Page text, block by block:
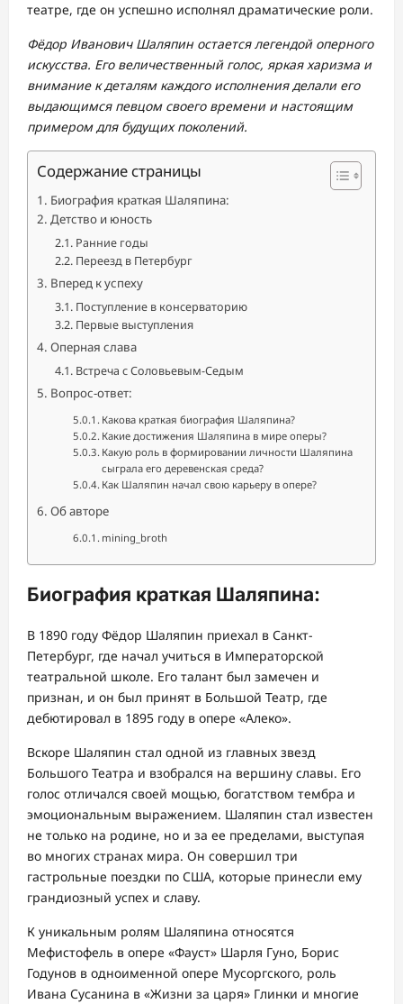
театре, где он успешно исполнял драматические роли.
Фёдор Иванович Шаляпин остается легендой оперного
искусства. Его величественный голос, яркая харизма и
внимание к деталям каждого исполнения делали его
выдающимся певцом своего времени и настоящим
примером для будущих поколений.
Содержание страницы
Биография краткая Шаляпина:
Детство и юность
Ранние годы
Переезд в Петербург
Вперед к успеху
Поступление в консерваторию
Первые выступления
Оперная слава
Встреча с Соловьевым-Седым
Вопрос-ответ:
Какова краткая биография Шаляпина?
Какие достижения Шаляпина в мире оперы?
Какую роль в формировании личности Шаляпина
сыграла его деревенская среда?
Как Шаляпин начал свою карьеру в опере?
Об авторе
mining_broth
Биография краткая Шаляпина:
В 1890 году Фёдор Шаляпин приехал в Санкт-
Петербург, где начал учиться в Императорской
театральной школе. Его талант был замечен и
признан, и он был принят в Большой Театр, где
дебютировал в 1895 году в опере «Алеко».
Вскоре Шаляпин стал одной из главных звезд
Большого Театра и взобрался на вершину славы. Его
голос отличался своей мощью, богатством тембра и
эмоциональным выражением. Шаляпин стал известен
не только на родине, но и за ее пределами, выступая
во многих странах мира. Он совершил три
гастрольные поездки по США, которые принесли ему
грандиозный успех и славу.
К уникальным ролям Шаляпина относятся
Мефистофель в опере «Фауст» Шарля Гуно, Борис
Годунов в одноименной опере Мусоргского, роль
Ивана Сусанина в «Жизни за царя» Глинки и многие